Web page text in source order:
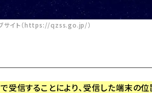
ブサイト（https://qzss.go.jp/）
信することにより、受信した端末の